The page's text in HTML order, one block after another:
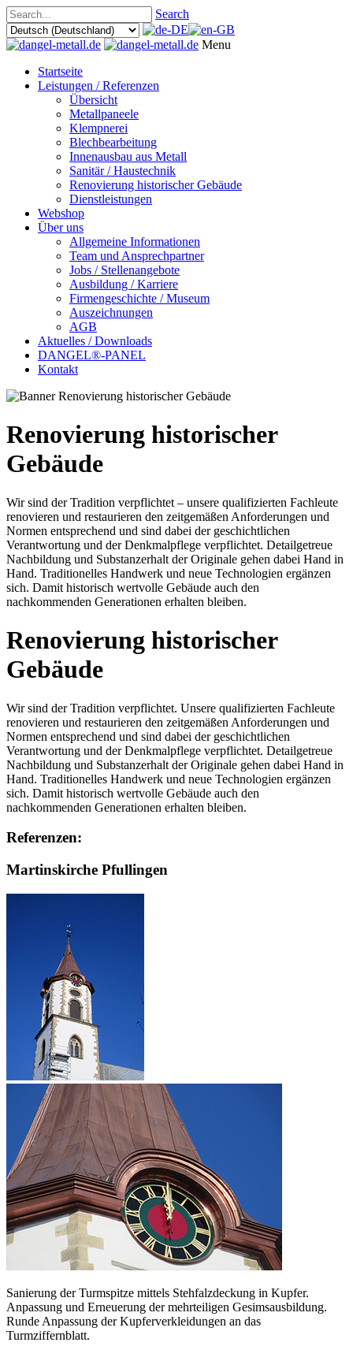
Search
Menu
Startseite
Leistungen / Referenzen
Übersicht
Metallpaneele
Klempnerei
Blechbearbeitung
Innenausbau aus Metall
Sanitär / Haustechnik
Renovierung historischer Gebäude
Dienstleistungen
Webshop
Über uns
Allgemeine Informationen
Team und Ansprechpartner
Jobs / Stellenangebote
Ausbildung / Karriere
Firmengeschichte / Museum
Auszeichnungen
AGB
Aktuelles / Downloads
DANGEL®-PANEL
Kontakt
Renovierung historischer
Gebäude
Wir sind der Tradition verpflichtet – unsere qualifizierten Fachleute
renovieren und restaurieren den zeitgemäßen Anforderungen und
Normen entsprechend und sind dabei der geschichtlichen
Verantwortung und der Denkmalpflege verpflichtet. Detailgetreue
Nachbildung und Substanzerhalt der Originale gehen dabei Hand in
Hand. Traditionelles Handwerk und neue Technologien ergänzen
sich. Damit historisch wertvolle Gebäude auch den
nachkommenden Generationen erhalten bleiben.
Renovierung historischer
Gebäude
Wir sind der Tradition verpflichtet. Unsere qualifizierten Fachleute
renovieren und restaurieren den zeitgemäßen Anforderungen und
Normen entsprechend und sind dabei der geschichtlichen
Verantwortung und der Denkmalpflege verpflichtet. Detailgetreue
Nachbildung und Substanzerhalt der Originale gehen dabei Hand in
Hand. Traditionelles Handwerk und neue Technologien ergänzen
sich. Damit historisch wertvolle Gebäude auch den
nachkommenden Generationen erhalten bleiben.
Referenzen:
Martinskirche Pfullingen
Sanierung der Turmspitze mittels Stehfalzdeckung in Kupfer.
Anpassung und Erneuerung der mehrteiligen Gesimsausbildung.
Runde Anpassung der Kupferverkleidungen an das
Turmziffernblatt.